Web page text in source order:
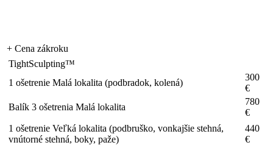
+ Cena zákroku
TightSculpting™
1 ošetrenie Malá lokalita (podbradok, kolená)
300
€
Balík 3 ošetrenia Malá lokalita
780
€
1 ošetrenie Veľká lokalita (podbruško, vonkajšie stehná,
vnútorné stehná, boky, paže)
440
€